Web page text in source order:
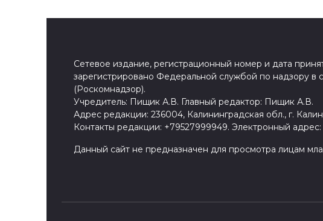
Сетевое издание, регистрационный номер и дата
зарегистрировано Федеральной службой по надзору
(Роскомнадзор).
Учредитель: Пищик А.В. Главный редактор: Пищик А.В.
Адрес редакции: 236004, Калининградская обл., г.
Контакты редакции: +79527999949. Электронный
Данный сайт не предназначен для просмотра лицам